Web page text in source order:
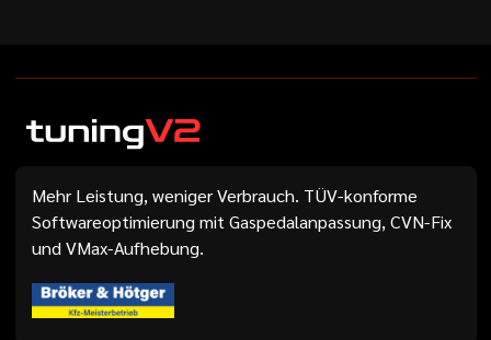
Mehr Leistung, weniger Verbrauch. TÜV-konforme
Softwareoptimierung mit Gaspedalanpassung, CVN-Fix
und VMax-Aufhebung.